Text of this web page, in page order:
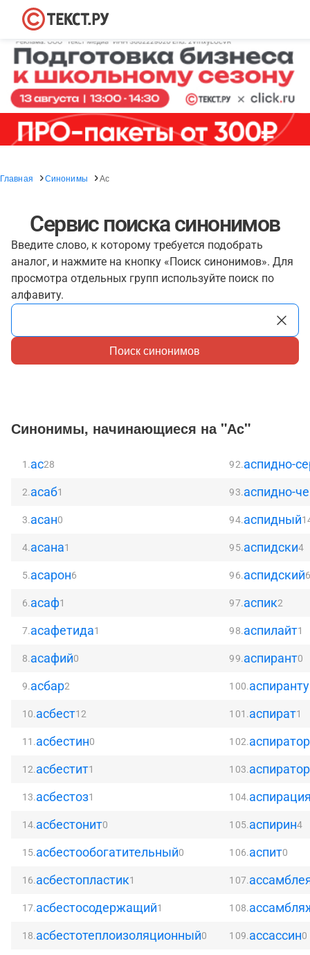
Главная Синонимы Ас
Сервис поиска синонимов
Введите слово, к которому требуется подобрать
аналог, и нажмите на кнопку «Поиск синонимов». Для
просмотра отдельных групп используйте поиск по
алфавиту.
Поиск синонимов
Синонимы, начинающиеся на "Ас"
1.ас28
2.асаб1
3.асан0
4.асана1
5.асарон6
6.асаф1
7.асафетида1
8.асафий0
9.асбар2
10.асбест12
11.асбестин0
12.асбестит1
13.асбестоз1
14.асбестонит0
15.асбестообогатительный0
16.асбестопластик1
17.асбестосодержащий1
18.асбестотеплоизоляционный0
92.аспидно-
93.аспидно-
94.аспидный
95.аспидски4
96.аспидский6
97.аспик2
98.аспилайт1
99.аспирант0
100.
101.аспират1
102.аспиратор
103.
104.
105.аспирин4
106.аспит0
107.
108.
109.ассассин0